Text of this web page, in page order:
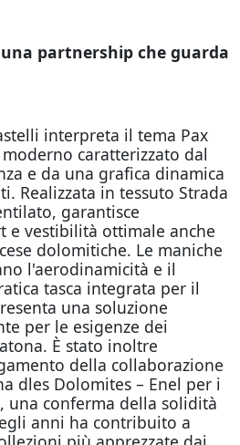
partnership che guarda
interpreta il tema Pax
caratterizzato dal
e da una grafica dinamica
Realizzata in tessuto Strada
garantisce
e vestibilità ottimale anche
dolomitiche. Le maniche
l'aerodinamicità e il
tasca integrata per il
una soluzione
per le esigenze dei
È stato inoltre
della collaborazione
dles Dolomites – Enel per i
una conferma della solidità
anni ha contribuito a